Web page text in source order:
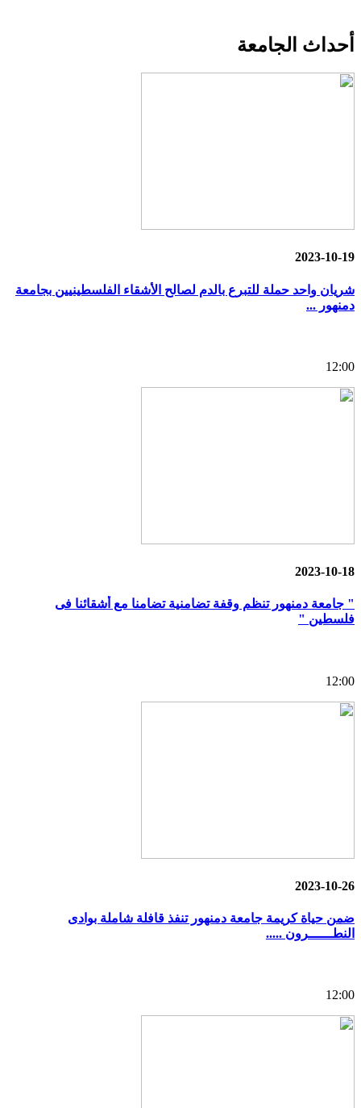
أحداث الجامعة
2023-10-19
شريان واحد حملة للتبرع بالدم لصالح الأشقاء الفلسطينيين بجامعة
دمنهور ...
12:00
2023-10-18
" جامعة دمنهور تنظم وقفة تضامنية تضامنا مع أشقائنا فى
فلسطين "
12:00
2023-10-26
ضمن حياة كريمة جامعة دمنهور تنفذ قافلة شاملة بوادى
النطــــــرون .....
12:00